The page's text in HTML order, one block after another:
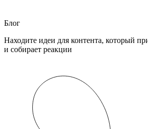
Блог
Находите идеи для контента, который
и собирает реакции